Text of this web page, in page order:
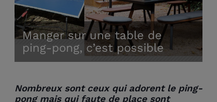
Manger sur une table de
ping-pong, c’est possible
Nombreux sont ceux qui adorent le ping-
pong mais qui faute de place sont